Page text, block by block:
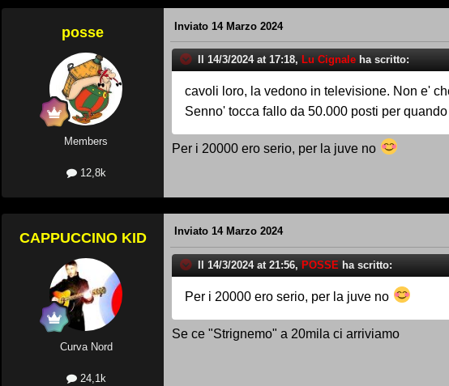
posse
Members
12,8k
Inviato 14 Marzo 2024
Il 14/3/2024 at 17:18, Lu Cignale ha scritto:
cavoli loro, la vedono in televisione. Non e'
Senno' tocca fallo da 50.000 posti per
Per i 20000 ero serio, per la juve no
CAPPUCCINO KID
Curva Nord
24,1k
Inviato 14 Marzo 2024
Il 14/3/2024 at 21:56, POSSE ha scritto:
Per i 20000 ero serio, per la juve no
Se ce "Strignemo" a 20mila ci arriviamo